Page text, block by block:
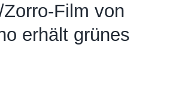
Film von
erhält grünes